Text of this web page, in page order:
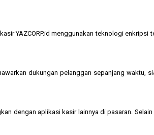
YAZCORP.id menggunakan teknologi
dukungan pelanggan sepanjang waktu,
dengan aplikasi kasir lainnya di pasaran.